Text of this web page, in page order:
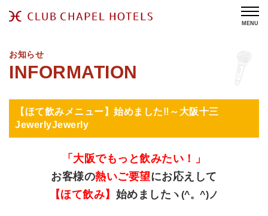
MENU
お知らせ
【ほて飲みメニュー】始めました‼～大阪十三
JewerlyJewerly
「大阪でもっと飲みたい！」
お客様の熱いご要望にお応えして
【ほて飲み】 始めました ヽ(^。^)ノ